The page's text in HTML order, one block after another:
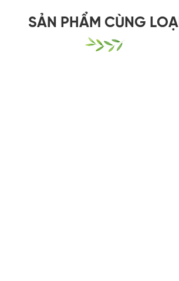
SẢN PHẨM CÙNG